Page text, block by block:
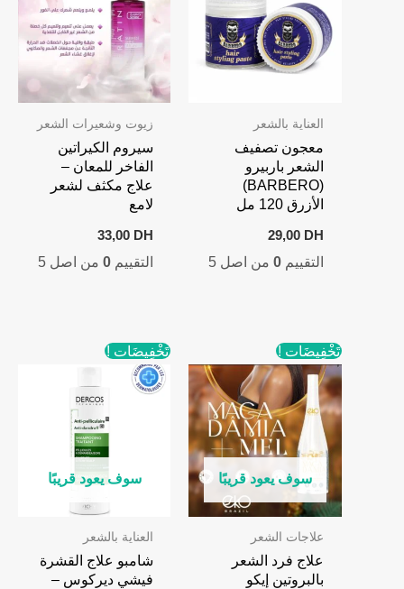
العناية بالشعر
معجون تصفيف
الشعر باربيرو
(BARBERO)
الأزرق 120 مل
29,00 DH
التقييم 0من اصل 5
زيوت وشعيرات الشعر
سيروم الكيراتين
الفاخر للمعان –
علاج مكثف لشعر
لامع
33,00 DH
التقييم0 من اصل 5
تَخْفِيضَات !
سوف يعود قريبًا
علاجات الشعر
علاج فرد الشعر
بالبروتين إيكو
تَخْفِيضَات !
سوف يعود قريبًا
العناية بالشعر
شامبو علاج القشرة
فيشي ديركوس –